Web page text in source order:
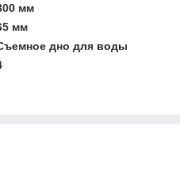
мм
мм
дно для воды